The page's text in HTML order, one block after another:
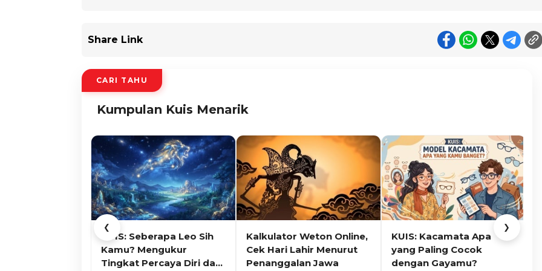
Share Link
CARI TAHU
Kumpulan Kuis Menarik
❮
KUIS: Seberapa Leo Sih
Kamu? Mengukur
Tingkat Percaya Diri dan
Kalkulator Weton Online,
Cek Hari Lahir Menurut
Penanggalan Jawa
KUIS: Kacamata Apa
yang Paling Cocok
dengan Gayamu?
❯